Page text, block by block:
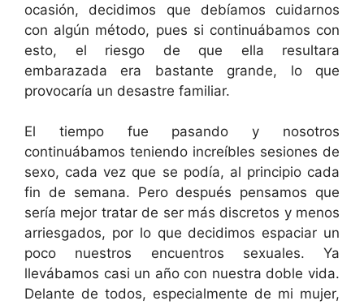
ocasión, decidimos que debíamos cuidarnos
con algún método, pues si continuábamos con
esto, el riesgo de que ella resultara
embarazada era bastante grande, lo que
provocaría un desastre familiar.
El tiempo fue pasando y nosotros
continuábamos teniendo increíbles sesiones de
sexo, cada vez que se podía, al principio cada
fin de semana. Pero después pensamos que
sería mejor tratar de ser más discretos y menos
arriesgados, por lo que decidimos espaciar un
poco nuestros encuentros sexuales. Ya
llevábamos casi un año con nuestra doble vida.
Delante de todos, especialmente de mi mujer,